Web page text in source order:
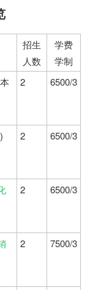
招生
人数
学费
学制
2 6500/3
2 6500/3
2 6500/3
2 7500/3